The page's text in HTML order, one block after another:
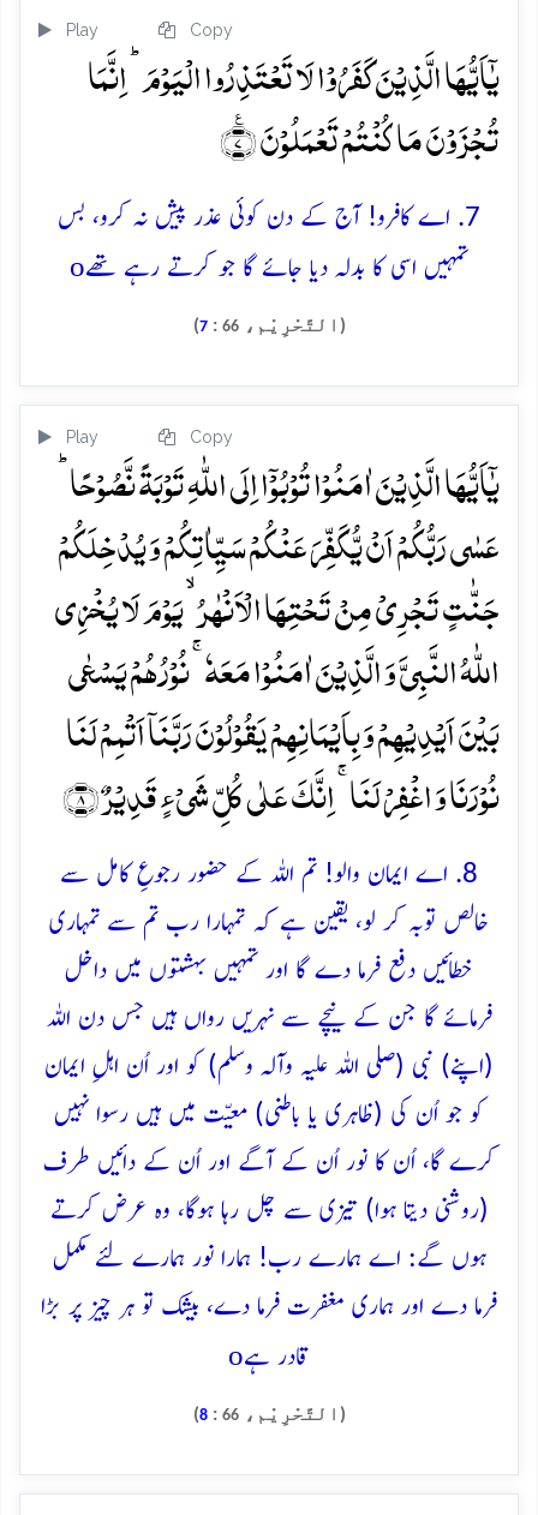
Play Copy
یٰۤاَیُّہَا الَّذِیۡنَ کَفَرُوۡا لَا تَعۡتَذِرُوا الۡیَوۡمَ ؕ اِنَّمَا
تُجۡزَوۡنَ مَا کُنۡتُمۡ تَعۡمَلُوۡنَ ٪﴿۷﴾
7. اے کافرو! آج کے دن کوئی عذر پیش نہ کرو، بس
تمہیں اسی کا بدلہ دیا جائے گا جو کرتے رہے تھےo
(التَّحْرِيْم،66
:
7
)
Play Copy
یٰۤاَیُّہَا الَّذِیۡنَ اٰمَنُوۡا تُوۡبُوۡۤا اِلَی اللّٰہِ تَوۡبَۃً نَّصُوۡحًا ؕ
عَسٰی رَبُّکُمۡ اَنۡ یُّکَفِّرَ عَنۡکُمۡ سَیِّاٰتِکُمۡ وَ یُدۡخِلَکُمۡ
جَنّٰتٍ تَجۡرِیۡ مِنۡ تَحۡتِہَا الۡاَنۡہٰرُ ۙ یَوۡمَ لَا یُخۡزِی
اللّٰہُ النَّبِیَّ وَ الَّذِیۡنَ اٰمَنُوۡا مَعَہٗ ۚ نُوۡرُہُمۡ یَسۡعٰی
بَیۡنَ اَیۡدِیۡہِمۡ وَ بِاَیۡمَانِہِمۡ یَقُوۡلُوۡنَ رَبَّنَاۤ اَتۡمِمۡ لَنَا
نُوۡرَنَا وَ اغۡفِرۡ لَنَا ۚ اِنَّکَ عَلٰی کُلِّ شَیۡءٍ قَدِیۡرٌ ﴿۸﴾
8. اے ایمان والو! تم اللہ کے حضور رجوعِ کامل سے
خالص توبہ کر لو، یقین ہے کہ تمہارا رب تم سے تمہاری
خطائیں دفع فرما دے گا اور تمہیں بہشتوں میں داخل
فرمائے گا جن کے نیچے سے نہریں رواں ہیں جس دن اللہ
(اپنے) نبی (صلی اللہ علیہ وآلہ وسلم) کو اور اُن اہلِ ایمان
کو جو اُن کی (ظاہری یا باطنی) معیّت میں ہیں رسوا نہیں
کرے گا، اُن کا نور اُن کے آگے اور اُن کے دائیں طرف
(روشنی دیتا ہوا) تیزی سے چل رہا ہوگا، وہ عرض کرتے
ہوں گے: اے ہمارے رب! ہمارا نور ہمارے لئے مکمل
فرما دے اور ہماری مغفرت فرما دے، بیشک تو ہر چیز پر بڑا
قادر ہےo
(التَّحْرِيْم،66
:
8
)